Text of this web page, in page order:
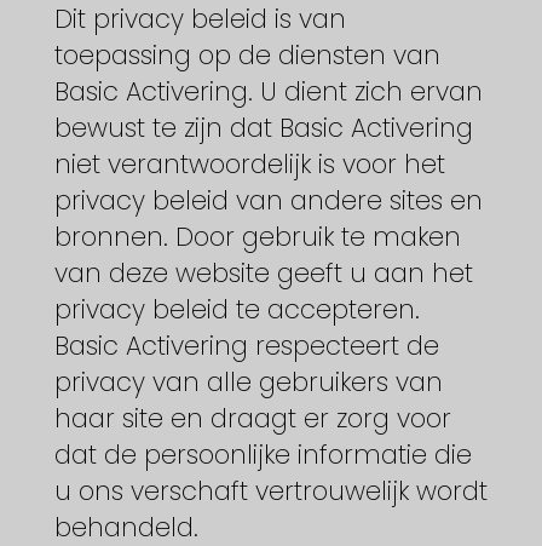
Dit privacy beleid is van
toepassing op de diensten van
Basic Activering. U dient zich ervan
bewust te zijn dat Basic Activering
niet verantwoordelijk is voor het
privacy beleid van andere sites en
bronnen. Door gebruik te maken
van deze website geeft u aan het
privacy beleid te accepteren.
Basic Activering respecteert de
privacy van alle gebruikers van
haar site en draagt er zorg voor
dat de persoonlijke informatie die
u ons verschaft vertrouwelijk wordt
behandeld.